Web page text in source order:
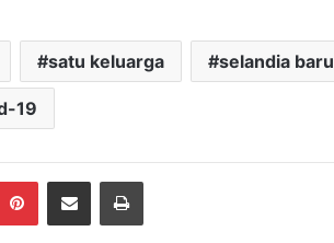
satu keluarga selandia baru
19
PinterestShare via Email Print